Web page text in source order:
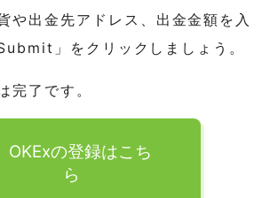
や出金先アドレス、出金金額を入
」をクリックしましょう。
完了です。
OKExの登録はこち
ら